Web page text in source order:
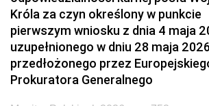
Króla za czyn określony w punkcie
pierwszym wniosku z dnia 4 maja
uzupełnionego w dniu 28 maja
przedłożonego przez
Prokuratora Generalnego